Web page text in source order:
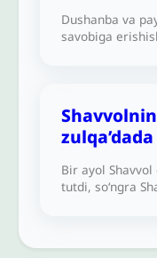
Dushanba va
savobiga
Bir ayol
tutdi, so‘ngra